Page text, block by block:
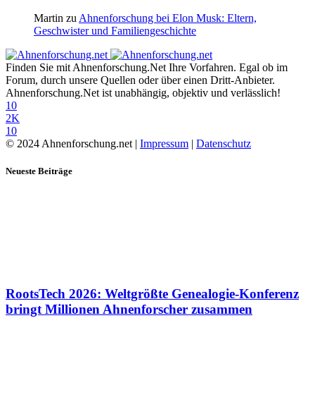
Martin zu Ahnenforschung bei Elon Musk: Eltern,
Geschwister und Familiengeschichte
Finden Sie mit Ahnenforschung.Net Ihre Vorfahren. Egal ob im
Forum, durch unsere Quellen oder über einen Dritt-Anbieter.
Ahnenforschung.Net ist unabhängig, objektiv und verlässlich!
10
2K
10
© 2024 Ahnenforschung.net | Impressum | Datenschutz
Neueste Beiträge
RootsTech 2026: Weltgrößte Genealogie-Konferenz
bringt Millionen Ahnenforscher zusammen